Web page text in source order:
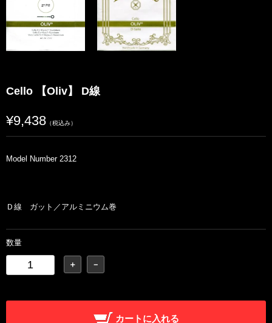
Cello 【Oliv】 D線
¥9,438 （税込み）
Model Number 2312
Ｄ線 ガット／アルミニウム巻
数量
＋ －
カートに入れる